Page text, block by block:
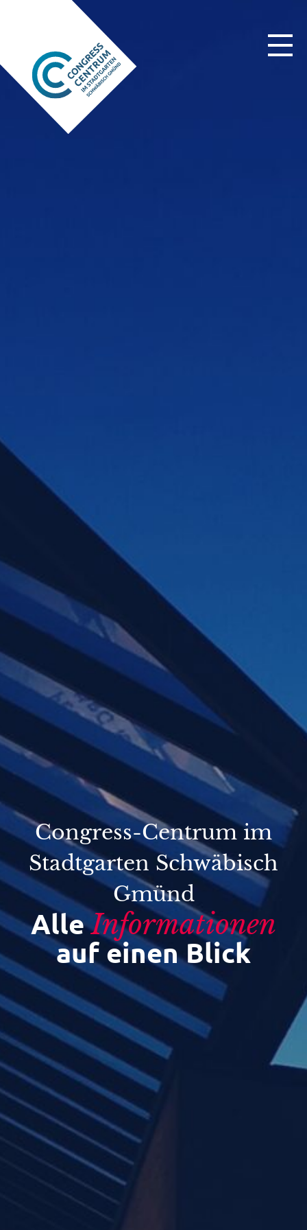
Congress-Centrum im
Stadtgarten Schwäbisch
Gmünd
AlleInformationen
auf einen Blick